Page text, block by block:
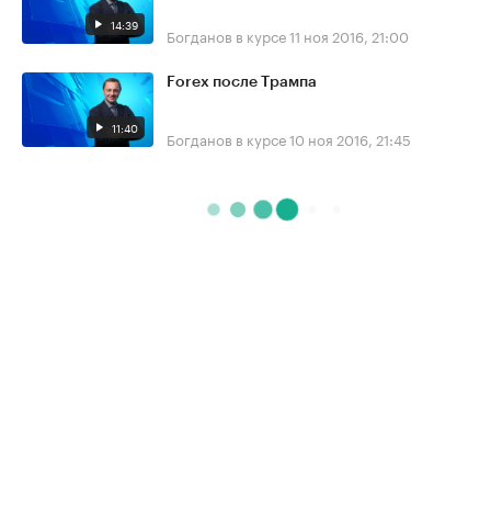
14:39 Богданов в курсе11 ноя 2016, 21:00
11:40
Forex после Трампа
Богданов в курсе10 ноя 2016, 21:45